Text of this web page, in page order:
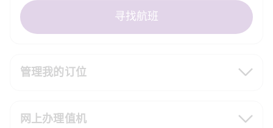
管理我的订位
网上办理值机
寻找航班